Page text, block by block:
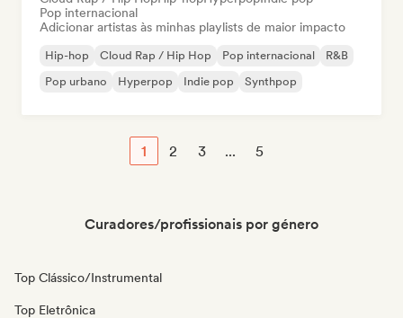
Pop internacional
Adicionar artistas às minhas playlists de maior impacto
Hip-hop Cloud Rap / Hip Hop Pop internacional
R&B
Pop urbano
Hyperpop Indie pop Synthpop
1 2 3 ... 5
Curadores/profissionais por género
Top Clássico/Instrumental
Top Eletrônica